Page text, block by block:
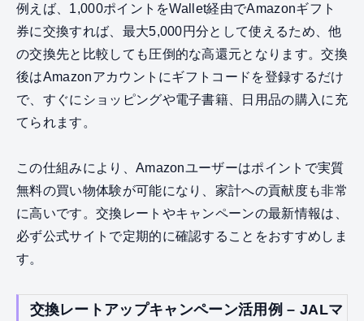
例えば、1,000ポイントをWallet経由でAmazonギフト
券に交換すれば、最大5,000円分として使えるため、他
の交換先と比較しても圧倒的な高還元となります。交換
後はAmazonアカウントにギフトコードを登録するだけ
で、すぐにショッピングや電子書籍、日用品の購入に充
てられます。
この仕組みにより、Amazonユーザーはポイントで実質
無料の買い物体験が可能になり、家計への貢献度も非常
に高いです。交換レートやキャンペーンの最新情報は、
必ず公式サイトで定期的に確認することをおすすめしま
す。
交換レートアップキャンペーン活用例 – JALマ